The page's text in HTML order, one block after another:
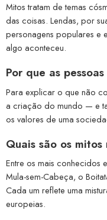
Mitos tratam de temas
das coisas. Lendas, por
personagens populares e
algo aconteceu.
Por que as
Para explicar o que não
a criação do mundo — e
os valores de uma
Quais são os
Entre os mais conhecidos
Mula-sem-Cabeça, o
Cada um reflete uma
europeias.